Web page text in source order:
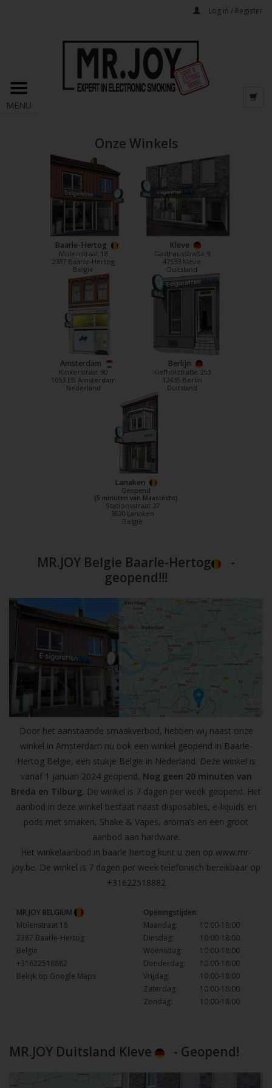
Log in / Register
MENU
Onze Winkels
Baarle-Hertog
Molenstraat 18
2387 Baarle-Hertog
België
Kleve
Gasthausstraße 9
47533 Kleve
Duitsland
Amsterdam
Kinkerstraat 90
1053 EB Amsterdam
Nederland
Berlijn
Kiefholztraße 253
12435 Berlin
Duitsland
Lanaken
Geopend
(5 minuten van Maastricht)
Stationsstraat 27
3620 Lanaken
België
MR.JOY Belgie Baarle-Hertog
-
geopend!!!
Door het aanstaande smaakverbod, hebben wij naast onze
winkel in Amsterdam nu ook een winkel geopend in Baarle-
Hertog Belgie, een stukje Belgie in Nederland. Deze winkel is
vanaf 1 januari 2024 geopend, Nog geen 20 minuten van
Breda en Tilburg. De winkel is 7 dagen per week geopend. Het
aanbod in deze winkel bestaat naast disposables, e-liquids en
pods met smaken, Shake & Vapes, aroma’s en een groot
aanbod aan hardware.
Het winkelaanbod in baarle hertog kunt u zien op www.mr-
joy.be. De winkel is 7 dagen per week telefonisch bereikbaar op
+31622518882
MR.JOY BELGIUM
Molenstraat 18
2387 Baarle-Hertog
België
+31622518882
Bekijk op Google Maps
Openingstijden:
Maandag:
10:00-18:00
Dinsdag:
10:00-18:00
Woensdag:
10:00-18:00
Donderdag:
10:00-18:00
Vrijdag:
10:00-18:00
Zaterdag:
10:00-18:00
Zondag:
10:00-18:00
MR.JOY Duitsland Kleve - Geopend!